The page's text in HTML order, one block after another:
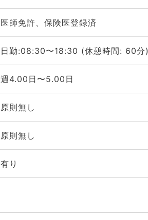
医師免許、保険医登録済
日勤:08:30〜18:30 (休憩時間: 60分)
週4.00日〜5.00日
原則無し
原則無し
有り